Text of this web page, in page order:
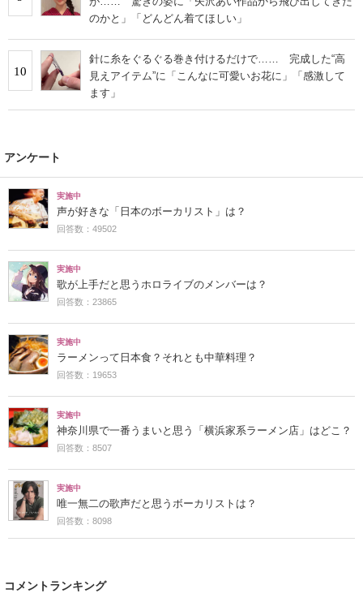
のかと」「どんどん着てほしい」
10
針に糸をぐるぐる巻き付けるだけで…… 完成した“高
見えアイテム”に「こんなに可愛いお花に」「感激して
ます」
アンケート
実施中
声が好きな「日本のボーカリスト」は？
回答数：49502
実施中
歌が上手だと思うホロライブのメンバーは？
回答数：23865
実施中
ラーメンって日本食？それとも中華料理？
回答数：19653
実施中
神奈川県で一番うまいと思う「横浜家系ラーメン店」はどこ？
回答数：8507
実施中
唯一無二の歌声だと思うボーカリストは？
回答数：8098
コメントランキング